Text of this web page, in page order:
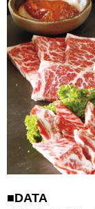
■DATA